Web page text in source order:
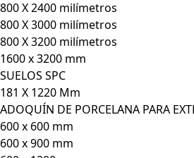
800 X 2400 milímetros
800 X 3000 milímetros
800 X 3200 milímetros
1600 x 3200 mm
SUELOS SPC
181 X 1220 Mm
ADOQUÍN DE PORCELANA PARA
600 x 600 mm
600 x 900 mm